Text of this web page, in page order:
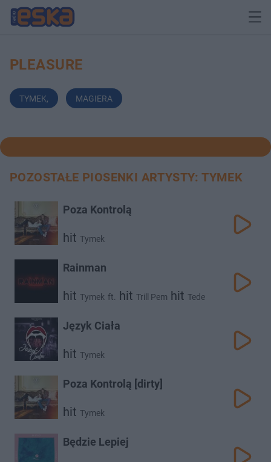
PLEASURE
TYMEK, MAGIERA
POZOSTAŁE PIOSENKI ARTYSTY: TYMEK
Poza Kontrolą
hit Tymek
Rainman
hit Tymek ft. hit Trill Pem hit Tede
Język Ciała
hit Tymek
Poza Kontrolą [dirty]
hit Tymek
Będzie Lepiej